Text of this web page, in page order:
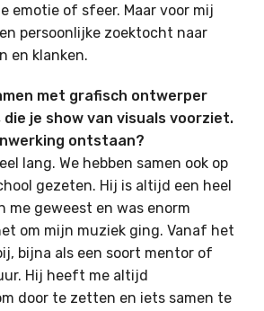
emotie of sfeer. Maar voor mij
persoonlijke zoektocht naar
en klanken.
met grafisch ontwerper
je show van visuals voorziet.
ontstaan?
lang. We hebben samen ook op
gezeten. Hij is altijd een heel
me geweest en was enorm
om mijn muziek ging. Vanaf het
bijna als een soort mentor of
Hij heeft me altijd
door te zetten en iets samen te